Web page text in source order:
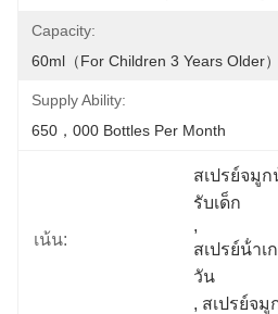
Capacity:
60ml（For Children 3 Years Older）
Supply Ability:
650，000 Bottles Per Month
เน้น:
สเปรย์จมู
รับเด็ก
,
สเปรย์น้ํา
วัน
, สเปรย์จมู